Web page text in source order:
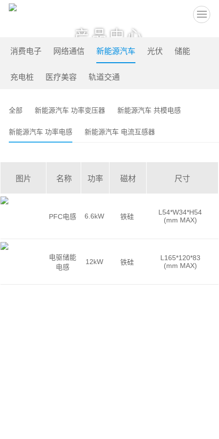
产品中心
消费电子 网络通信 新能源汽车 光伏 储能
充电桩 医疗美容 轨道交通
全部 新能源汽车 功率变压器 新能源汽车 共模电感
新能源汽车 功率电感 新能源汽车 电流互感器
图片 名称 功率 磁材 尺寸
PFC电感 6.6kW 铁硅
L54*W34*H54
(mm MAX)
电驱储能
电感
12kW 铁硅
L165*120*83
(mm MAX)